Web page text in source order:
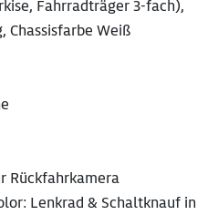
Fahrradträger 3-fach),
Chassisfarbe Weiß
Rückfahrkamera
Lenkrad & Schaltknauf in